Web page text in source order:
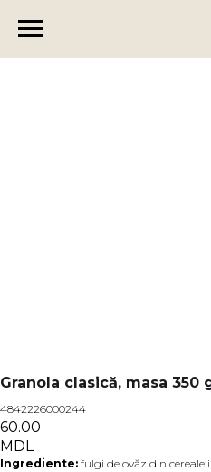
Granola clasică, masa 350
4842226000244
60.00
MDL
Ingrediente: fulgi de ovăz din cereale